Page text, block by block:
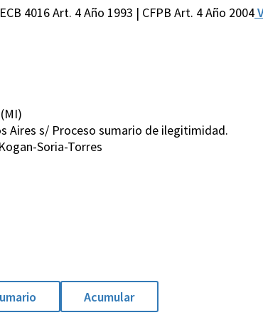
4016 Art. 4 Año 1993 | CFPB Art. 4 Año 2004
Aires s/ Proceso sumario de ilegitimidad.
Soria-Torres
Acumular